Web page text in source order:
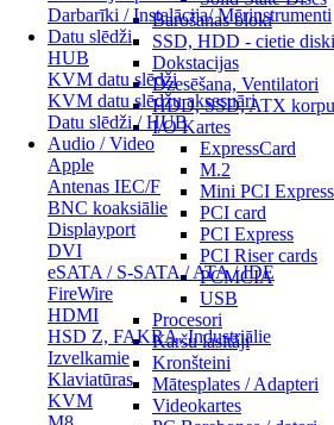
Darbarīki / Instalācija/ Mērinstrumenti
Datu slēdži
HUB
KVM datu slēdži
KVM datu slēdžu aksesuāri
Datu slēdži / HUB
Audio / Video
Apple
Antenas IEC/F
BNC koaksiālie
Displayport
DVI
eSATA / S-SATA / ATA / IDE
FireWire
HDMI
HSD Z, FAKRA, Industriālie
Izvelkamie
Klaviatūras
KVM
Barošanas bloki
SSD, HDD - cietie diski
Dokstacijas
Dzesēšana, Ventilatori
HDD, SSD, ATX
I/O Kartes
ExpressCard
M.2
Mini PCI Express
PCI card
PCI Express
PCI Riser cards
PCMCIA
USB
Procesori
Karšu lasītāji
Kronšteini
Mātesplates / Adapteri
Videokartes